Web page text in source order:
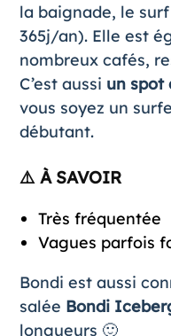
la baignade, le
365j/an). Elle est
nombreux cafés,
C’est aussi un spot
vous soyez un
débutant.
⚠️ À SAVOIR
Très fréquentée
Vagues parfois
Bondi est aussi
salée Bondi
longueurs 🙂